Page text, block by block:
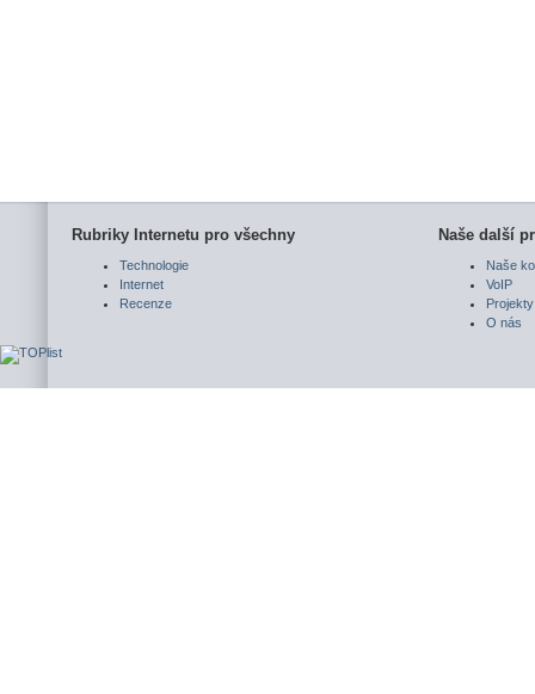
Rubriky Internetu pro všechny
Technologie
Internet
Recenze
Naše další
Naše
VoIP
Projekty
O nás